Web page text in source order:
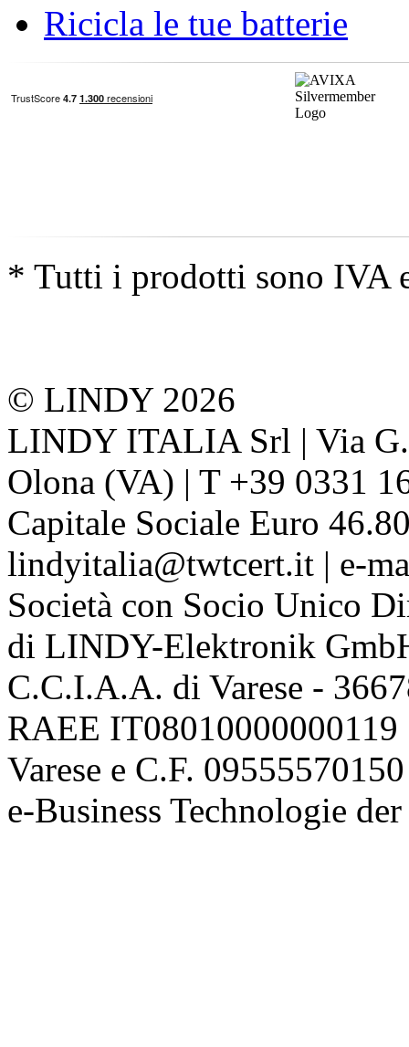
Ricicla le tue batterie
* Tutti i prodotti sono IVA
© LINDY 2026
LINDY ITALIA Srl | Via
Olona (VA) | T +39 0331
Capitale Sociale Euro
lindyitalia@twtcert.it | e-
Società con Socio Unico
di LINDY-Elektronik
C.C.I.A.A. di Varese -
RAEE
Varese e C.F. 09555570150
e-Business Technologie